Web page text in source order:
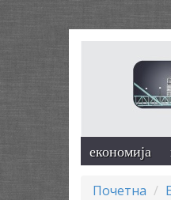
економија
Почетна